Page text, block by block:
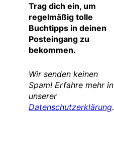
Trag dich ein, um
regelmäßig tolle
Buchtipps in deinen
Posteingang zu
bekommen.
Wir senden keinen
Spam! Erfahre mehr in
unserer
Datenschutzerklärung.